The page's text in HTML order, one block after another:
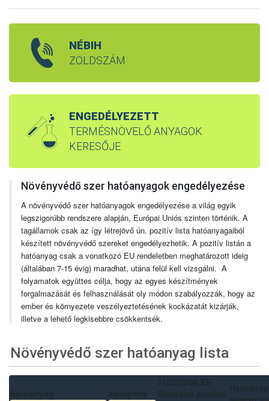
NÉBIH
ZÖLDSZÁM
ENGEDÉLYEZETT
TERMÉSNÖVELŐ ANYAGOK
KERESŐJE
Növényvédő szer hatóanyagok engedélyezése
A növényvédő szer hatóanyagok engedélyezése a világ egyik
legszigorúbb rendszere alapján, Európai Uniós szinten történik. A
tagállamok csak az így létrejövő ún. pozitív lista hatóanyagaiból
készített növényvédő szereket engedélyezhetik. A pozitív listán a
hatóanyag csak a vonatkozó EU rendeletben meghatározott ideig
(általában 7-15 évig) maradhat, utána felül kell vizsgálni. A
folyamatok együttes célja, hogy az egyes készítmények
forgalmazását és felhasználását oly módon szabályozzák, hogy az
ember és környezete veszélyeztetésének kockázatát kizárják,
illetve a lehető legkisebbre csökkentsék.
Növényvédő szer hatóanyag lista